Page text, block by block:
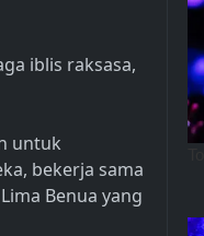
iblis raksasa,
untuk
bekerja sama
Benua yang